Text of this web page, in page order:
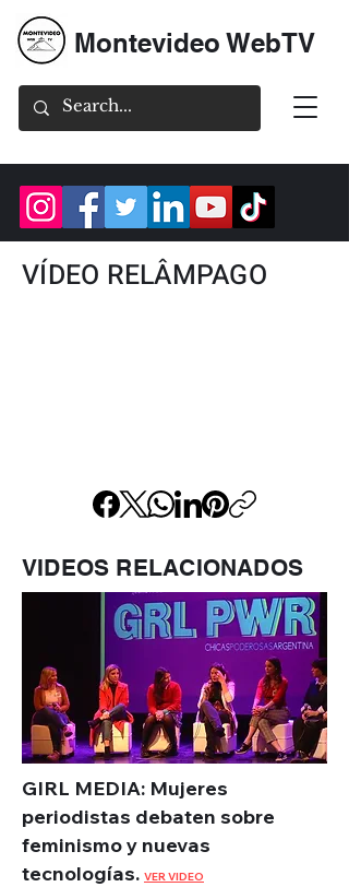
Montevideo WebTV
VÍDEO RELÂMPAGO
VIDEOS RELACIONADOS
GIRL MEDIA: Mujeres
periodistas debaten sobre
feminismo y nuevas
tecnologías. VER VIDEO